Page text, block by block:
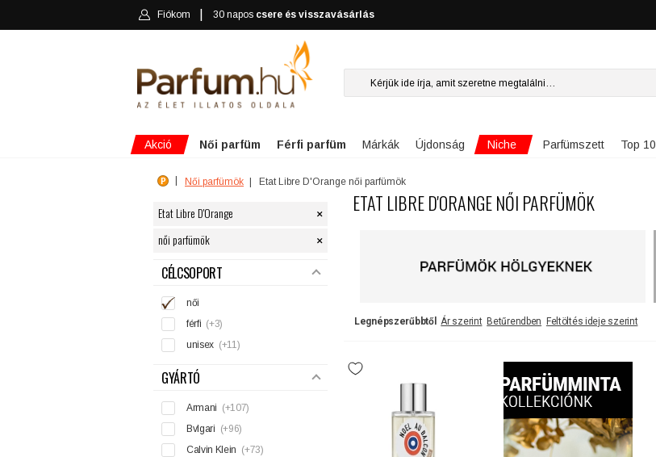
Fiókom 30 napos csere és visszavásárlás
Akció Női parfüm Férfi parfüm Márkák Újdonság Niche Parfümszett Top 10
Női parfümök Etat Libre D'Orange női parfümök
Etat Libre D'Orange ×
női parfümök ×
SZŰRÉS
CÉLCSOPORT
női
férfi (+3)
unisex (+11)
GYÁRTÓ
Armani (+107)
Bvlgari (+96)
Calvin Klein (+73)
ETAT LIBRE D'ORANGE NŐI PARFÜMÖK
Legnépszerűbbtől Ár szerint Betűrendben Feltöltés ideje szerint